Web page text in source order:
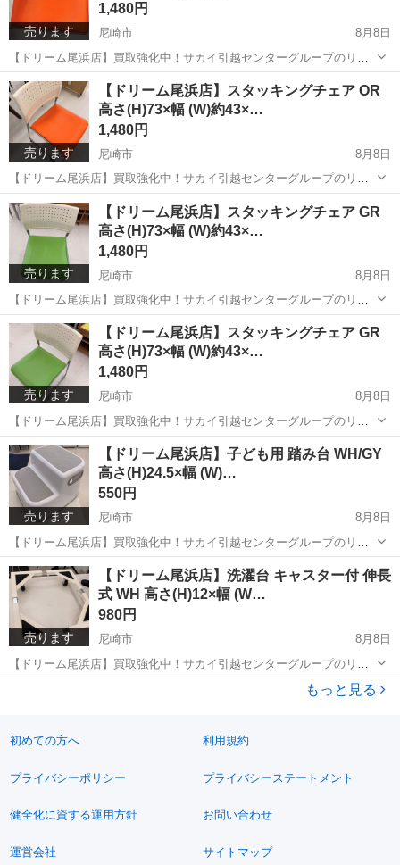
売ります
1,480円
尼崎市
8月8日
【ドリーム尾浜店】買取強化中！サカイ引越センターグループのリサ
イクルショップです！ 店頭ご購入の際に「ジモティを見た」と言って
いただくとジモティ限定価格（掲載価格の7%OFF）でご購入が可能で
す。 ぜひ店頭にてスタッ...
兵庫 尼崎市 椅子 ドリーム
売ります
【ドリーム尾浜店】スタッキングチェア OR
高さ(H)73×幅 (W)約43×…
1,480円
尼崎市
8月8日
【ドリーム尾浜店】買取強化中！サカイ引越センターグループのリサ
イクルショップです！ 店頭ご購入の際に「ジモティを見た」と言って
いただくとジモティ限定価格（掲載価格の7%OFF）でご購入が可能で
す。 ぜひ店頭にてスタッ...
兵庫 尼崎市 椅子 ドリーム
売ります
【ドリーム尾浜店】スタッキングチェア GR
高さ(H)73×幅 (W)約43×…
1,480円
尼崎市
8月8日
【ドリーム尾浜店】買取強化中！サカイ引越センターグループのリサ
イクルショップです！ 店頭ご購入の際に「ジモティを見た」と言って
いただくとジモティ限定価格（掲載価格の7%OFF）でご購入が可能で
す。 ぜひ店頭にてスタッ...
兵庫 尼崎市 椅子 ドリーム
売ります
【ドリーム尾浜店】スタッキングチェア GR
高さ(H)73×幅 (W)約43×…
1,480円
尼崎市
8月8日
【ドリーム尾浜店】買取強化中！サカイ引越センターグループのリサ
イクルショップです！ 店頭ご購入の際に「ジモティを見た」と言って
いただくとジモティ限定価格（掲載価格の7%OFF）でご購入が可能で
す。 ぜひ店頭にてスタッ...
兵庫 尼崎市 椅子 ドリーム
売ります
【ドリーム尾浜店】子ども用 踏み台 WH/GY
高さ(H)24.5×幅 (W)…
550円
尼崎市
8月8日
【ドリーム尾浜店】買取強化中！サカイ引越センターグループのリサ
イクルショップです！ 店頭ご購入の際に「ジモティを見た」と言って
いただくとジモティ限定価格（掲載価格の7%OFF）でご購入が可能で
す。 ぜひ店頭にてスタッ...
兵庫 尼崎市 家具 ドリーム
売ります
【ドリーム尾浜店】洗濯台 キャスター付 伸長
式 WH 高さ(H)12×幅 (W…
980円
尼崎市
8月8日
【ドリーム尾浜店】買取強化中！サカイ引越センターグループのリサ
イクルショップです！ 店頭ご購入の際に「ジモティを見た」と言って
いただくとジモティ限定価格（掲載価格の7%OFF）でご購入が可能で
もっと見る
初めての方へ 利用規約
プライバシーポリシー プライバシーステートメント
健全化に資する運用方針 お問い合わせ
運営会社 サイトマップ